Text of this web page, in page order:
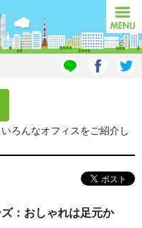
MENU
ろんなオフィスをご紹介し
：おしゃれは足元か